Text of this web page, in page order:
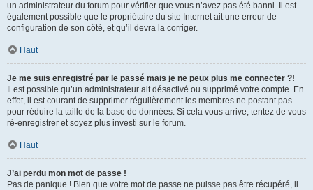
un administrateur du forum pour vérifier que vous n’avez pas été banni. Il est
également possible que le propriétaire du site Internet ait une erreur de
configuration de son côté, et qu’il devra la corriger.
Haut
Je me suis enregistré par le passé mais je ne peux plus me connecter ?!
Il est possible qu’un administrateur ait désactivé ou supprimé votre compte. En
effet, il est courant de supprimer régulièrement les membres ne postant pas
pour réduire la taille de la base de données. Si cela vous arrive, tentez de vous
ré-enregistrer et soyez plus investi sur le forum.
Haut
J’ai perdu mon mot de passe !
Pas de panique ! Bien que votre mot de passe ne puisse pas être récupéré, il